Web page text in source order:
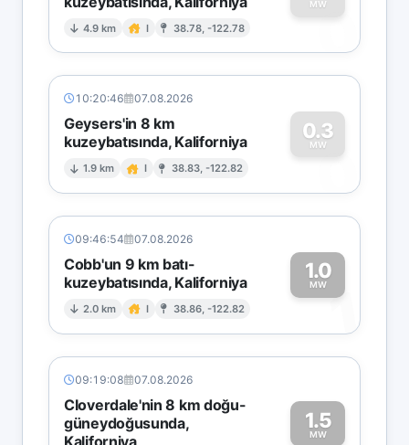
4.9 km I 38.78, -122.78
MW
0
10:20:46 07.08.2026
Geysers'in 8 km
kuzeybatısında, Kaliforniya
1.9 km I 38.83, -122.82
0.3
MW
0
09:46:54 07.08.2026
Cobb'un 9 km batı-
kuzeybatısında, Kaliforniya
2.0 km I 38.86, -122.82
1.0
MW1
09:19:08 07.08.2026
Cloverdale'nin 8 km doğu-
güneydoğusunda,
Kaliforniya
1.5
MW